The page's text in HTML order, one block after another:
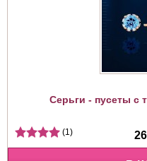
Серьги - пусеты с
(1)